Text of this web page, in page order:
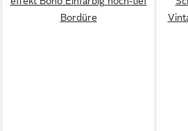
Bordüre